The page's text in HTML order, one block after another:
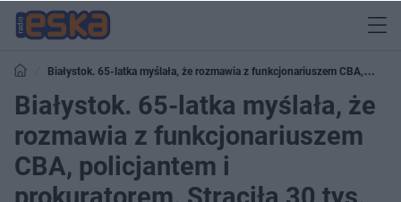
Białystok. 65-latka myślała, że rozmawia z funkcjonariuszem CBA,
policjantem i prokuratorem. Straciła 30 tys. złotych
Białystok. 65-latka myślała, że
rozmawia z funkcjonariuszem
CBA, policjantem i